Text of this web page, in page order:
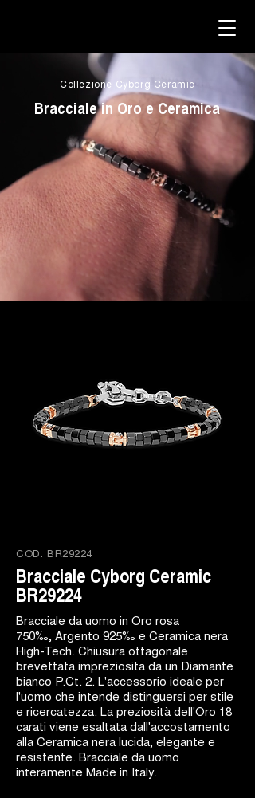
Collezione Cyborg Ceramic
Bracciale in Oro e Ceramica
COD. BR29224
Bracciale Cyborg Ceramic
BR29224
Bracciale da uomo in Oro rosa
750‰, Argento 925‰ e Ceramica nera
High-Tech. Chiusura ottagonale
brevettata impreziosita da un Diamante
bianco P.Ct. 2. L'accessorio ideale per
l'uomo che intende distinguersi per stile
e ricercatezza. La preziosità dell'Oro 18
carati viene esaltata dall'accostamento
alla Ceramica nera lucida, elegante e
resistente. Bracciale da uomo
interamente Made in Italy.